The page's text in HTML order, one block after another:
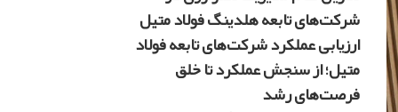
شرکت‌های تابعه هلدینگ فولاد متیل
ارزیابی عملکرد شرکت‌های تابعه فولاد
متیل؛ از سنجش عملکرد تا خلق
فرصت‌های رشد